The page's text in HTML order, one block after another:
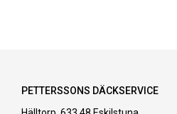
PETTERSSONS DÄCKSERVICE